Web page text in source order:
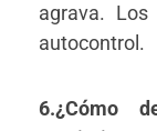
agrava.
autocontrol.
6.¿Cómo